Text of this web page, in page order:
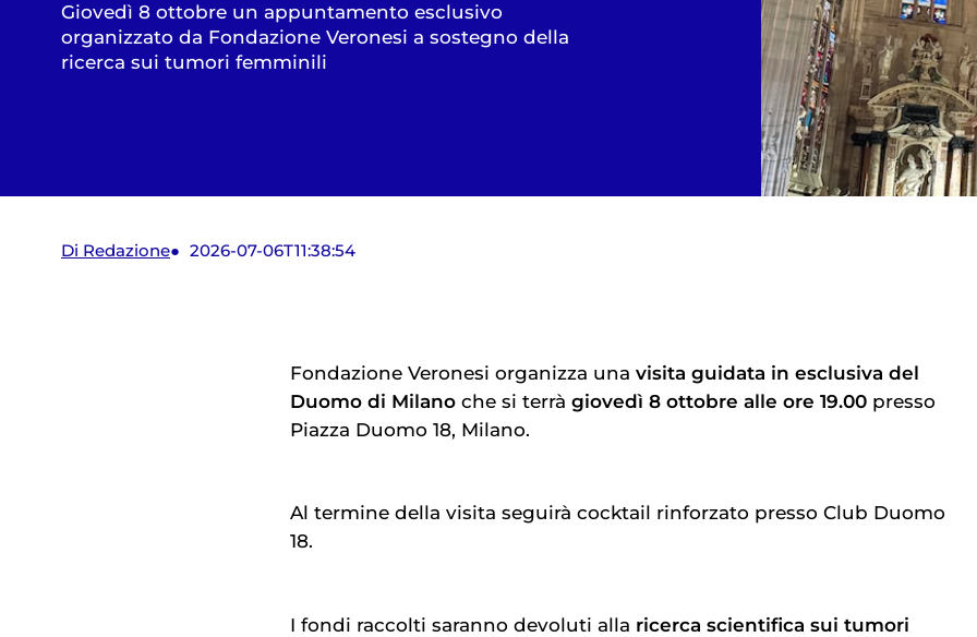
Giovedì 8 ottobre un appuntamento esclusivo
organizzato da Fondazione Veronesi a sostegno della
ricerca sui tumori femminili
Di Redazione 2026-07-06T11:38:54
Fondazione Veronesi organizza una visita guidata in esclusiva del
Duomo di Milano che si terrà giovedì 8 ottobre alle ore 19.00 presso
Piazza Duomo 18, Milano.
Al termine della visita seguirà cocktail rinforzato presso Club Duomo
18.
I fondi raccolti saranno devoluti alla ricerca scientifica sui tumori